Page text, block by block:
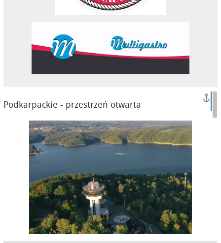
Podkarpackie - przestrzeń otwarta